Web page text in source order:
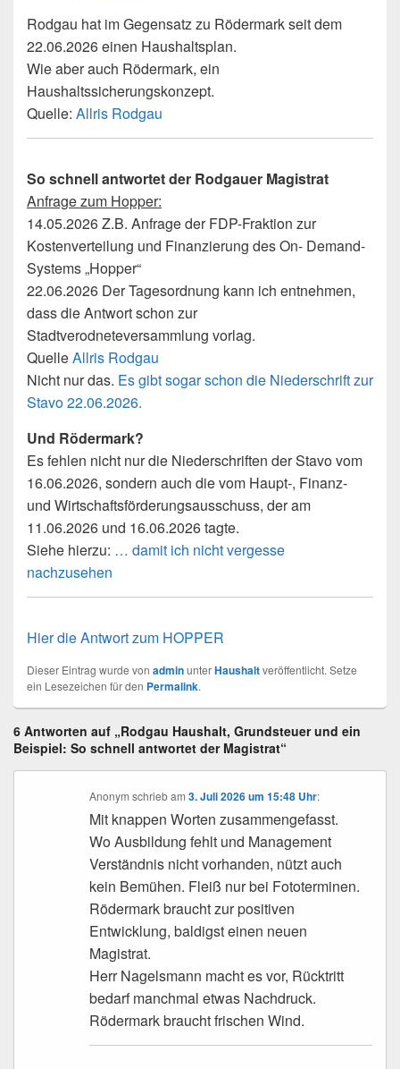
Rodgau hat im Gegensatz zu Rödermark seit dem
22.06.2026 einen Haushaltsplan.
Wie aber auch Rödermark, ein
Haushaltssicherungskonzept.
Quelle: Allris Rodgau
So schnell antwortet der Rodgauer Magistrat
Anfrage zum Hopper:
14.05.2026 Z.B. Anfrage der FDP-Fraktion zur
Kostenverteilung und Finanzierung des On- Demand-
Systems „Hopper“
22.06.2026 Der Tagesordnung kann ich entnehmen,
dass die Antwort schon zur
Stadtverodneteversammlung vorlag.
QuelleAllris Rodgau
Nicht nur das. Es gibt sogar schon die Niederschrift zur
Stavo 22.06.2026.
Und Rödermark?
Es fehlen nicht nur die Niederschriften der Stavo vom
16.06.2026, sondern auch die vom Haupt-, Finanz-
und Wirtschaftsförderungsausschuss, der am
11.06.2026 und 16.06.2026 tagte.
Siehe hierzu: … damit ich nicht vergesse
nachzusehen
Hier die Antwort zum HOPPER
Dieser Eintrag wurde von adminunterHaushaltveröffentlicht. Setze
ein Lesezeichen für den Permalink.
6 Antworten auf „Rodgau Haushalt, Grundsteuer und ein
Beispiel: So schnell antwortet der Magistrat“
Anonym schriebam3. Juli 2026 um 15:48 Uhr:
Mit knappen Worten zusammengefasst.
Wo Ausbildung fehlt und Management
Verständnis nicht vorhanden, nützt auch
kein Bemühen. Fleiß nur bei Fototerminen.
Rödermark braucht zur positiven
Entwicklung, baldigst einen neuen
Magistrat.
Herr Nagelsmann macht es vor, Rücktritt
bedarf manchmal etwas Nachdruck.
Rödermark braucht frischen Wind.